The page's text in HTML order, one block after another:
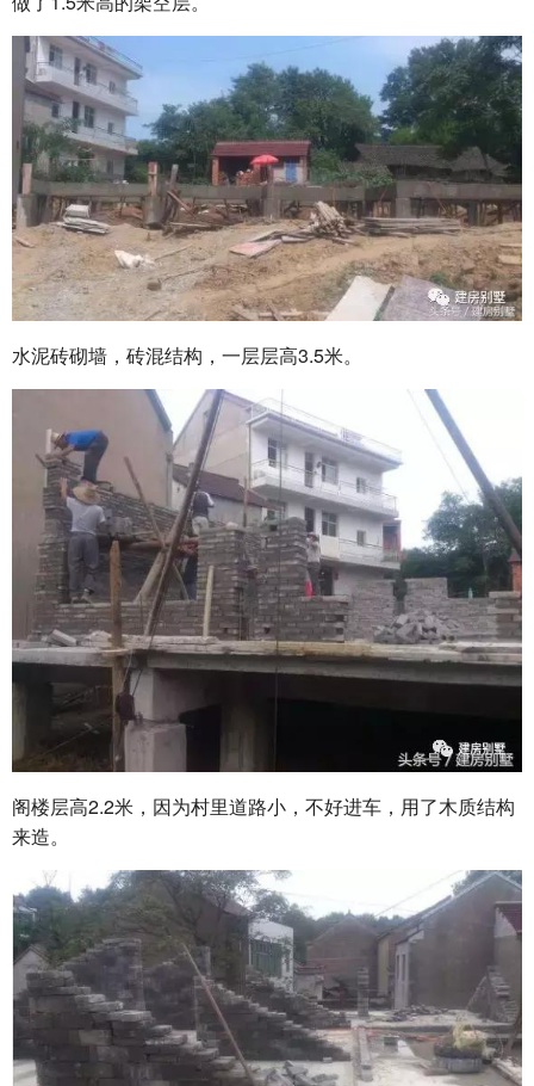
水泥砖砌墙，砖混结构，一层层高3.5米。
阁楼层高2.2米，因为村里道路小，不好进车，用了木质结构
来造。